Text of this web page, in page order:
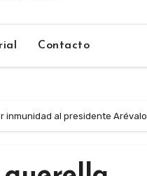
Contacto
inmunidad al presidente Arévalo